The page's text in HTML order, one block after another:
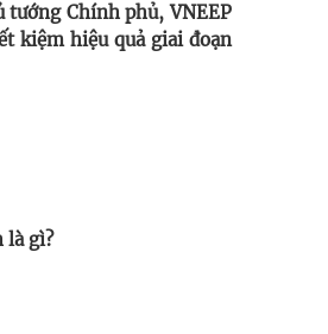
tướng Chính phủ, VNEEP
kiệm hiệu quả giai đoạn
là gì?